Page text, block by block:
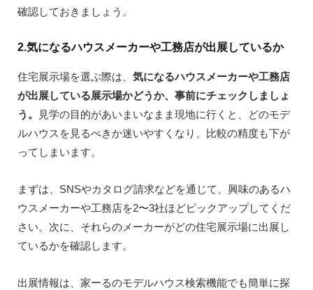
確認しておきましょう。
2.気になるハウスメーカーや工務店が出展しているか
住宅展示場を選ぶ際は、 気になるハウスメーカーや工務店
が出展している展示場かどうか、事前にチェックしましょ
う。
見学の目的があいまいなまま現地に行くと、どのモデ
ルハウスを見るべきか迷いやすくなり、比較の精度も下が
ってしまいます。
まずは、SNSやカタログ請求などを通じて、興味のあるハ
ウスメーカーや工務店を2〜3社ほどピックアップしてくだ
さい。次に、それらのメーカーがどの住宅展示場に出展し
ているかを確認します。
出展情報は、家ーるのモデルハウス検索機能でも簡単に探